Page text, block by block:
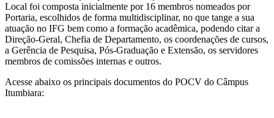
Local foi composta inicialmente por 16 membros nomeados por
Portaria, escolhidos de forma multidisciplinar, no que tange a sua
atuação no IFG bem como a formação acadêmica, podendo citar a
Direção-Geral, Chefia de Departamento, os coordenações de cursos,
a Gerência de Pesquisa, Pós-Graduação e Extensão, os servidores
membros de comissões internas e outros.
Acesse abaixo os principais documentos do POCV do Câmpus
Itumbiara: